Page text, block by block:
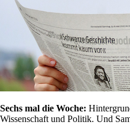
Sechs mal die Woche:
Wissenschaft und Politik. Und